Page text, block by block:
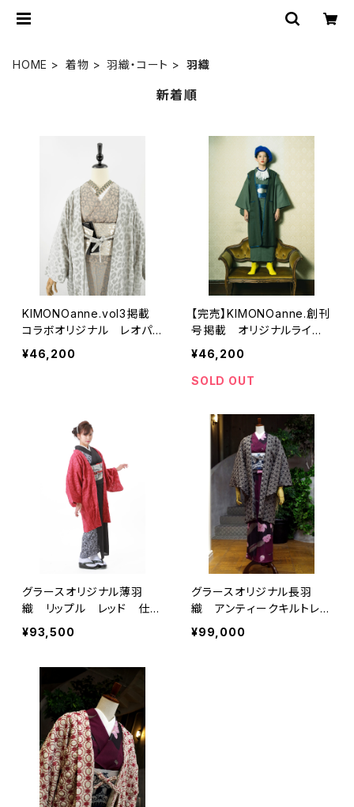
HOME 着物 羽織・コート 羽織
新着順
KIMONOanne.vol3掲載
コラボオリジナル レオパ
ードフロッキージョーゼット
¥46,200
【完売】KIMONOanne.創刊
号掲載 オリジナルライナ
ー羽織 ウールトップサー
ジストライプ カーキ レ
ディース ウール100％
グラースコラボ 羽織単品
¥46,200
SOLD OUT
グラースオリジナル薄羽
織 リップル レッド 仕立
て上がり 麻58％綿42％
5営業日以内発送
¥93,500
グラースオリジナル長羽
織 アンティークキルトレー
ス グレー
¥99,000